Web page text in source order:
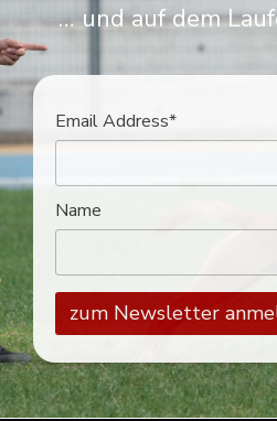
… und auf dem
Email Address*
Name